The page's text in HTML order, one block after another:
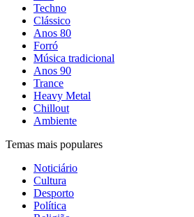
Techno
Clássico
Anos 80
Forró
Música tradicional
Anos 90
Trance
Heavy Metal
Chillout
Ambiente
Temas mais populares
Noticiário
Cultura
Desporto
Política